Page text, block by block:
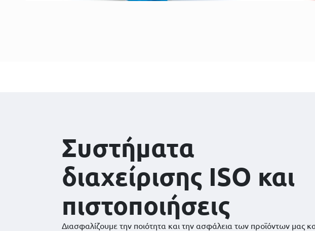
Συστήματα
διαχείρισης ISO και
πιστοποιήσεις
Διασφαλίζουμε την ποιότητα και την ασφάλεια των προϊόντων μας